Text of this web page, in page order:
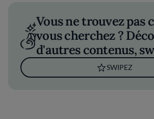
Vous ne trouvez pas
vous cherchez ?
d'autres contenus,
SWIPEZ